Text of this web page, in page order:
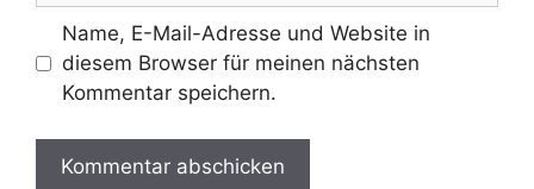
Name, E-Mail-Adresse und Website in
diesem Browser für meinen nächsten
Kommentar speichern.